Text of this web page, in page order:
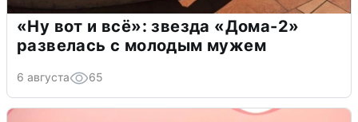
«Ну вот и всё»: звезда «Дома-2»
развелась с молодым мужем
6 августа 65